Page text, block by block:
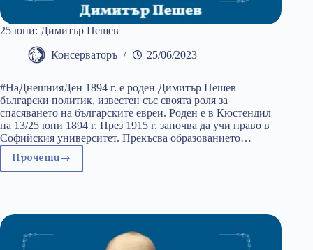
25 юни: Димитър Пешев
Консерваторъ 25/06/2023
#НаДнешнияДен 1894 г. e роден Димитър Пешев –
български политик, известен със своята роля за
спасяването на българските евреи. Роден е в Кюстендил
на 13/25 юни 1894 г. През 1915 г. започва да учи право в
Софийския университет. Прекъсва образованието…
Прочети
25